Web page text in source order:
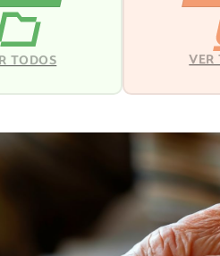
TODOS VER